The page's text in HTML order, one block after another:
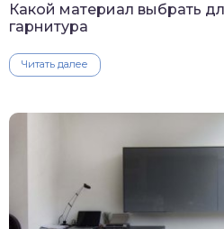
Какой материал выбрать
гарнитура
Читать далее